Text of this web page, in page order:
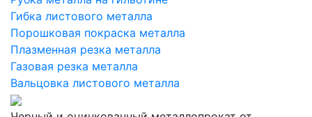
Гибка листового металла
Порошковая покраска металла
Плазменная резка металла
Газовая резка металла
Вальцовка листового металла